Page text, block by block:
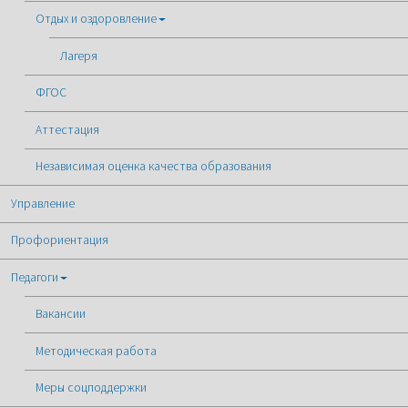
Отдых и оздоровление
Лагеря
ФГОС
Аттестация
Независимая оценка качества образования
Управление
Профориентация
Педагоги
Вакансии
Методическая работа
Меры соцподдержки